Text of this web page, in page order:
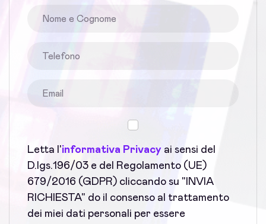
Letta l'informativa Privacy ai sensi del
D.lgs.196/03 e del Regolamento (UE)
679/2016 (GDPR) cliccando su "INVIA
RICHIESTA" do il consenso al trattamento
dei miei dati personali per essere